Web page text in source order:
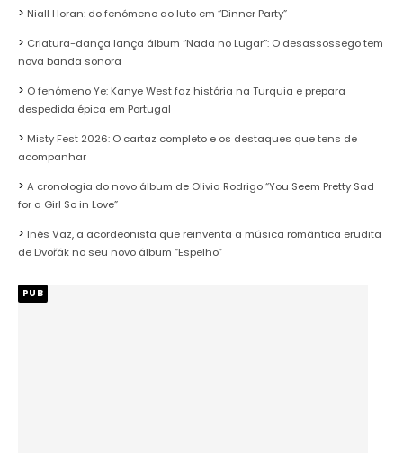
Niall Horan: do fenómeno ao luto em “Dinner Party”
Criatura-dança lança álbum “Nada no Lugar”: O desassossego tem
nova banda sonora
O fenómeno Ye: Kanye West faz história na Turquia e prepara
despedida épica em Portugal
Misty Fest 2026: O cartaz completo e os destaques que tens de
acompanhar
A cronologia do novo álbum de Olivia Rodrigo “You Seem Pretty Sad
for a Girl So in Love”
Inês Vaz, a acordeonista que reinventa a música romântica erudita
de Dvořák no seu novo álbum “Espelho”
PUB